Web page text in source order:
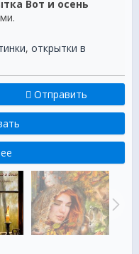
Вот и осень
, открытки в
Отправить